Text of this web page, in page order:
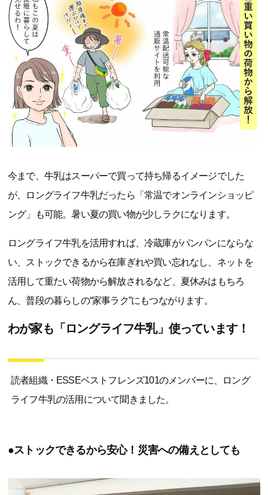
今まで、牛乳はスーパーで買って持ち帰るイメージでした
が、ロングライフ牛乳だったら「常温でオンラインショッピ
ング」も可能。暑い夏の買い物が少しラクになります。
ロングライフ牛乳を活用すれば、冷蔵庫がパンパンにならな
い、ストックできるから在庫ぎれや買い忘れなし、ネットを
活用して重たい荷物から解放されるなど、夏休みはもちろ
ん、普段の暮らしの“家事ラク”にもつながります。
わが家も「ロングライフ牛乳」使っています！
読者組織・ESSEベストフレンズ101のメンバーに、ロング
ライフ牛乳の活用について聞きました。
●ストックできるから安心！災害への備えとしても